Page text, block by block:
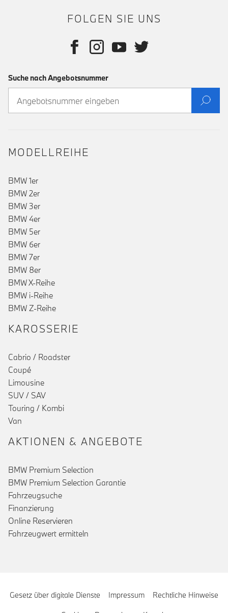
FOLGEN SIE UNS
Suche nach Angebotsnummer
MODELLREIHE
BMW 1er
BMW 2er
BMW 3er
BMW 4er
BMW 5er
BMW 6er
BMW 7er
BMW 8er
BMW X-Reihe
BMW i-Reihe
BMW Z-Reihe
KAROSSERIE
Cabrio / Roadster
Coupé
Limousine
SUV / SAV
Touring / Kombi()
Van
AKTIONEN & ANGEBOTE
BMW Premium Selection
BMW Premium Selection Garantie
Fahrzeugsuche
Finanzierung
Online Reservieren
Fahrzeugwert ermitteln
Gesetz über digitale Dienste Impressum Rechtliche Hinweise